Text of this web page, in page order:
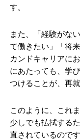
す。
また、「経験がな
て働きたい」「将
カンドキャリアに
にあたっても、学
つけることが、再
このように、これ
少しでも払拭する
直されているのです